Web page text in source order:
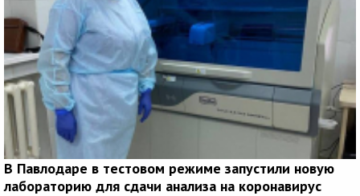
В Павлодаре в тестовом режиме запустили новую
лабораторию для сдачи анализа на коронавирус